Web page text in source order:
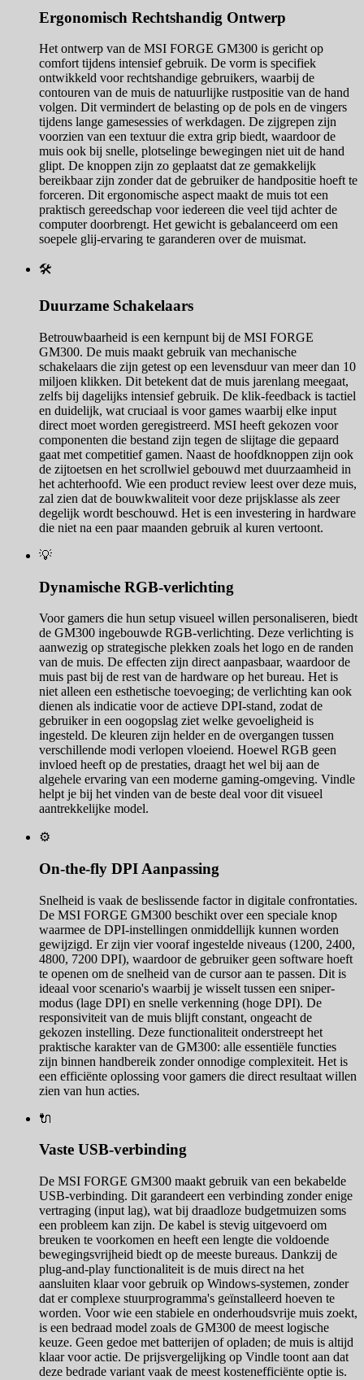
Ergonomisch Rechtshandig Ontwerp
Het ontwerp van de MSI FORGE GM300 is gericht op
comfort tijdens intensief gebruik. De vorm is specifiek
ontwikkeld voor rechtshandige gebruikers, waarbij de
contouren van de muis de natuurlijke rustpositie van de hand
volgen. Dit vermindert de belasting op de pols en de vingers
tijdens lange gamesessies of werkdagen. De zijgrepen zijn
voorzien van een textuur die extra grip biedt, waardoor de
muis ook bij snelle, plotselinge bewegingen niet uit de hand
glipt. De knoppen zijn zo geplaatst dat ze gemakkelijk
bereikbaar zijn zonder dat de gebruiker de handpositie hoeft te
forceren. Dit ergonomische aspect maakt de muis tot een
praktisch gereedschap voor iedereen die veel tijd achter de
computer doorbrengt. Het gewicht is gebalanceerd om een
soepele glij-ervaring te garanderen over de muismat.
🛠️
Duurzame Schakelaars
Betrouwbaarheid is een kernpunt bij de MSI FORGE
GM300. De muis maakt gebruik van mechanische
schakelaars die zijn getest op een levensduur van meer dan 10
miljoen klikken. Dit betekent dat de muis jarenlang meegaat,
zelfs bij dagelijks intensief gebruik. De klik-feedback is tactiel
en duidelijk, wat cruciaal is voor games waarbij elke input
direct moet worden geregistreerd. MSI heeft gekozen voor
componenten die bestand zijn tegen de slijtage die gepaard
gaat met competitief gamen. Naast de hoofdknoppen zijn ook
de zijtoetsen en het scrollwiel gebouwd met duurzaamheid in
het achterhoofd. Wie een product review leest over deze muis,
zal zien dat de bouwkwaliteit voor deze prijsklasse als zeer
degelijk wordt beschouwd. Het is een investering in hardware
die niet na een paar maanden gebruik al kuren vertoont.
💡
Dynamische RGB-verlichting
Voor gamers die hun setup visueel willen personaliseren, biedt
de GM300 ingebouwde RGB-verlichting. Deze verlichting is
aanwezig op strategische plekken zoals het logo en de randen
van de muis. De effecten zijn direct aanpasbaar, waardoor de
muis past bij de rest van de hardware op het bureau. Het is
niet alleen een esthetische toevoeging; de verlichting kan ook
dienen als indicatie voor de actieve DPI-stand, zodat de
gebruiker in een oogopslag ziet welke gevoeligheid is
ingesteld. De kleuren zijn helder en de overgangen tussen
verschillende modi verlopen vloeiend. Hoewel RGB geen
invloed heeft op de prestaties, draagt het wel bij aan de
algehele ervaring van een moderne gaming-omgeving. Vindle
helpt je bij het vinden van de beste deal voor dit visueel
aantrekkelijke model.
⚙️
On-the-fly DPI Aanpassing
Snelheid is vaak de beslissende factor in digitale confrontaties.
De MSI FORGE GM300 beschikt over een speciale knop
waarmee de DPI-instellingen onmiddellijk kunnen worden
gewijzigd. Er zijn vier vooraf ingestelde niveaus (1200, 2400,
4800, 7200 DPI), waardoor de gebruiker geen software hoeft
te openen om de snelheid van de cursor aan te passen. Dit is
ideaal voor scenario's waarbij je wisselt tussen een sniper-
modus (lage DPI) en snelle verkenning (hoge DPI). De
responsiviteit van de muis blijft constant, ongeacht de
gekozen instelling. Deze functionaliteit onderstreept het
praktische karakter van de GM300: alle essentiële functies
zijn binnen handbereik zonder onnodige complexiteit. Het is
een efficiënte oplossing voor gamers die direct resultaat willen
zien van hun acties.
🔌
Vaste USB-verbinding
De MSI FORGE GM300 maakt gebruik van een bekabelde
USB-verbinding. Dit garandeert een verbinding zonder enige
vertraging (input lag), wat bij draadloze budgetmuizen soms
een probleem kan zijn. De kabel is stevig uitgevoerd om
breuken te voorkomen en heeft een lengte die voldoende
bewegingsvrijheid biedt op de meeste bureaus. Dankzij de
plug-and-play functionaliteit is de muis direct na het
aansluiten klaar voor gebruik op Windows-systemen, zonder
dat er complexe stuurprogramma's geïnstalleerd hoeven te
worden. Voor wie een stabiele en onderhoudsvrije muis zoekt,
is een bedraad model zoals de GM300 de meest logische
keuze. Geen gedoe met batterijen of opladen; de muis is altijd
klaar voor actie. De prijsvergelijking op Vindle toont aan dat
deze bedrade variant vaak de meest kostenefficiënte optie is.